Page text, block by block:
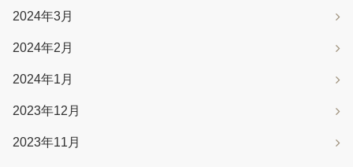
2024年3月
2024年2月
2024年1月
2023年12月
2023年11月